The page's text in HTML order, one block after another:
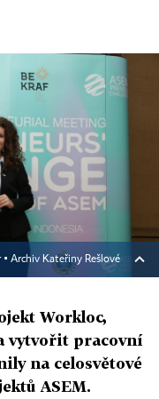
Archiv Kateřiny Rešlové
Workloc,
vytvořit pracovní
na celosvětové
ASEM.